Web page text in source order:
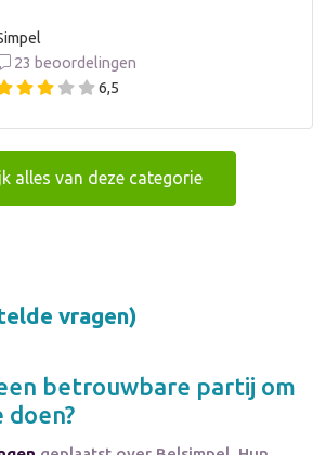
23 beoordelingen
6,5
alles van deze categorie
vragen)
betrouwbare partij om
doen?